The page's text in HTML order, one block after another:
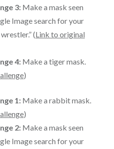
3:Make a mask seen
Image search for your
(Link to original
4:Make a tiger mask.
)
1:Make a rabbit mask.
)
2:Make a mask seen
Image search for your